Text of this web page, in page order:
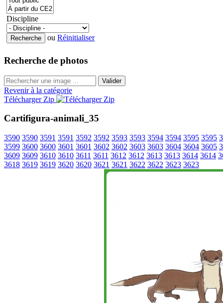
Discipline
ou Réinitialiser
Recherche de photos
Valider
Revenir à la catégorie
Télécharger Zip
Cartifigura-animali_35
3590 3590 3591 3591 3592 3592 3593 3593 3594 3594 3595 3595
3599 3600 3600 3601 3601 3602 3602 3603 3603 3604 3604 3605
3609 3609 3610 3610 3611 3611 3612 3612 3613 3613 3614 3614
3618 3619 3619 3620 3620 3621 3621 3622 3622 3623 3623